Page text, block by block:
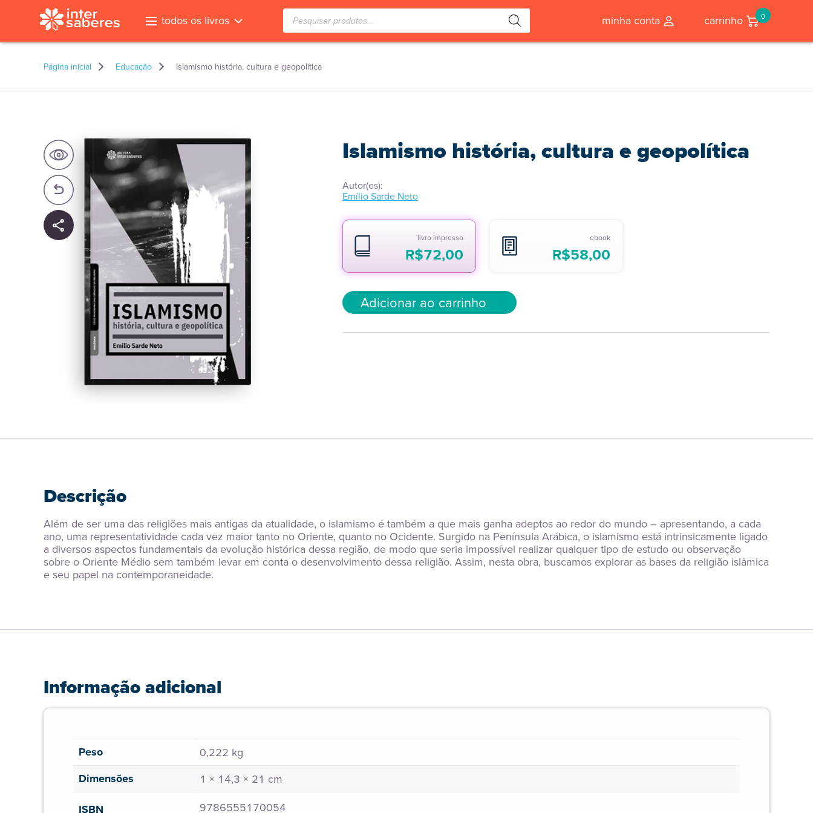
todos os livros
Pesquisar
produtos
minha conta carrinho 0
Página inicial Educação Islamismo história, cultura e geopolítica
Islamismo história, cultura e geopolítica
Autor(es):
Emílio Sarde Neto
livro impresso
R$72,00
ebook
R$58,00
Adicionar ao carrinho
Descrição
Além de ser uma das religiões mais antigas da atualidade, o islamismo é também a que mais ganha adeptos ao redor do mundo – apresentando, a cada
ano, uma representatividade cada vez maior tanto no Oriente, quanto no Ocidente. Surgido na Península Arábica, o islamismo está intrinsicamente ligado
a diversos aspectos fundamentais da evolução histórica dessa região, de modo que seria impossível realizar qualquer tipo de estudo ou observação
sobre o Oriente Médio sem também levar em conta o desenvolvimento dessa religião. Assim, nesta obra, buscamos explorar as bases da religião islâmica
e seu papel na contemporaneidade.
Informação adicional
Peso 0,222 kg
Dimensões 1 × 14,3 × 21 cm
ISBN 9786555170054